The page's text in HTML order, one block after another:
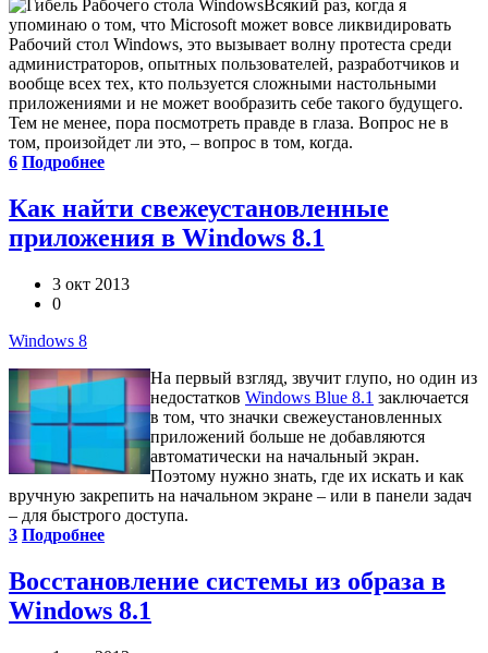
Всякий раз, когда я
упоминаю о том, что Microsoft может вовсе ликвидировать
Рабочий стол Windows, это вызывает волну протеста среди
администраторов, опытных пользователей, разработчиков и
вообще всех тех, кто пользуется сложными настольными
приложениями и не может вообразить себе такого будущего.
Тем не менее, пора посмотреть правде в глаза. Вопрос не в
том, произойдет ли это, – вопрос в том, когда.
6 Подробнее
Как найти свежеустановленные
приложения в Windows 8.1
3 окт 2013
0
Windows 8
На первый взгляд, звучит глупо, но один из
недостатков Windows Blue 8.1 заключается
в том, что значки свежеустановленных
приложений больше не добавляются
автоматически на начальный экран.
Поэтому нужно знать, где их искать и как
вручную закрепить на начальном экране – или в панели задач
– для быстрого доступа.
3 Подробнее
Восстановление системы из образа в
Windows 8.1